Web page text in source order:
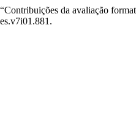
da avaliação